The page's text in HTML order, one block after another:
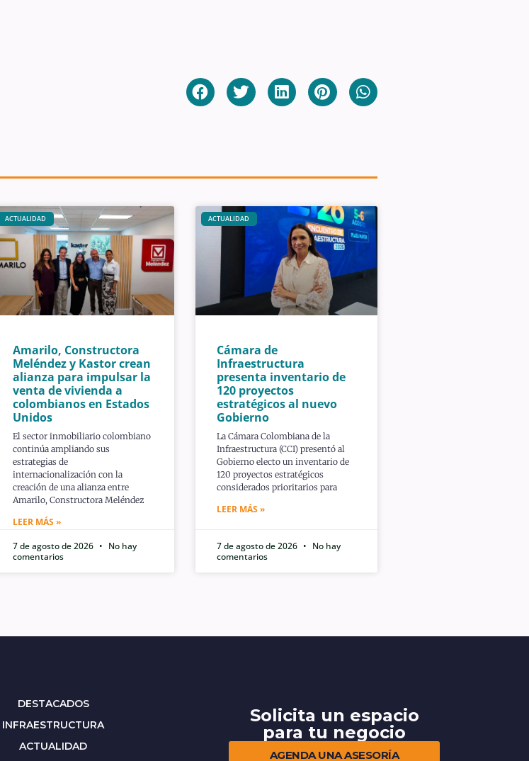
ACTUALIDAD
Amarilo, Constructora
Meléndez y Kastor crean
alianza para impulsar la
venta de vivienda a
colombianos en Estados
Unidos
El sector inmobiliario colombiano
continúa ampliando sus
estrategias de
internacionalización con la
creación de una alianza entre
Amarilo, Constructora Meléndez
LEER MÁS »
7 de agosto de 2026
No hay
comentarios
ACTUALIDAD
Cámara de
Infraestructura
presenta inventario de
120 proyectos
estratégicos al nuevo
Gobierno
La Cámara Colombiana de la
Infraestructura (CCI) presentó al
Gobierno electo un inventario de
120 proyectos estratégicos
considerados prioritarios para
LEER MÁS »
7 de agosto de 2026
No hay
comentarios
DESTACADOS
INFRAESTRUCTURA
ACTUALIDAD
Solicita un espacio
para tu negocio
AGENDA UNA ASESORÍA